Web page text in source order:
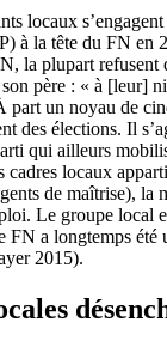
locaux
à la tête du FN en
la plupart refusent
père : « à [leur]
part un noyau de
des élections. Il
qui ailleurs
locaux
de maîtrise), la
Le groupe local
FN a longtemps été
2015).